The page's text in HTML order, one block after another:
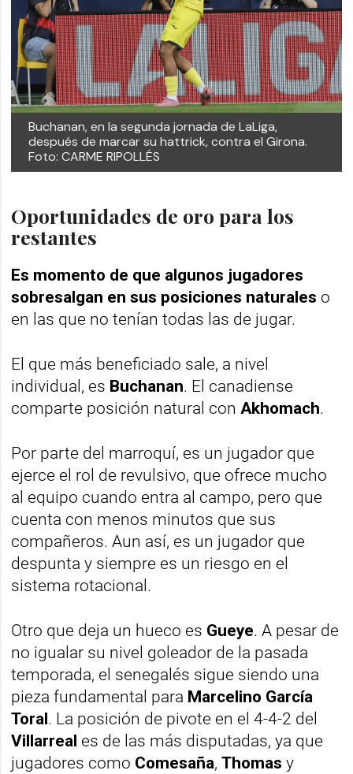
Buchanan, en la segunda jornada de LaLiga,
después de marcar su hattrick, contra el Girona.
Foto: CARME RIPOLLÉS
Oportunidades de oro para los
restantes
Es momento de que algunos jugadores
sobresalgan en sus posiciones naturales o
en las que no tenían todas las de jugar.
El que más beneficiado sale, a nivel
individual, es Buchanan. El canadiense
comparte posición natural conAkhomach.
Por parte del marroquí, es un jugador que
ejerce el rol de revulsivo, que ofrece mucho
al equipo cuando entra al campo, pero que
cuenta con menos minutos que sus
compañeros. Aun así, es un jugador que
despunta y siempre es un riesgo en el
sistema rotacional.
Otro que deja un hueco es Gueye. A pesar de
no igualar su nivel goleador de la pasada
temporada, el senegalés sigue siendo una
pieza fundamental para Marcelino García
Toral. La posición de pivote en el 4-4-2 del
Villarreal es de las más disputadas, ya que
jugadores como Comesaña,Thomas y